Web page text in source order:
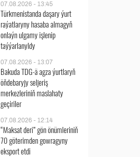
07.08.2026 - 13:45
Türkmenistanda daşary ýurt
raýatlaryny hasaba almagyň
onlaýn ulgamy işlenip
taýýarlanyldy
07.08.2026 - 13:07
Bakuda TDG-ä agza ýurtlaryň
öňdebaryjy seljeriş
merkezleriniň maslahaty
geçiriler
07.08.2026 - 12:14
“Maksat deri” gön önümleriniň
70 göterimden gowragyny
eksport etdi